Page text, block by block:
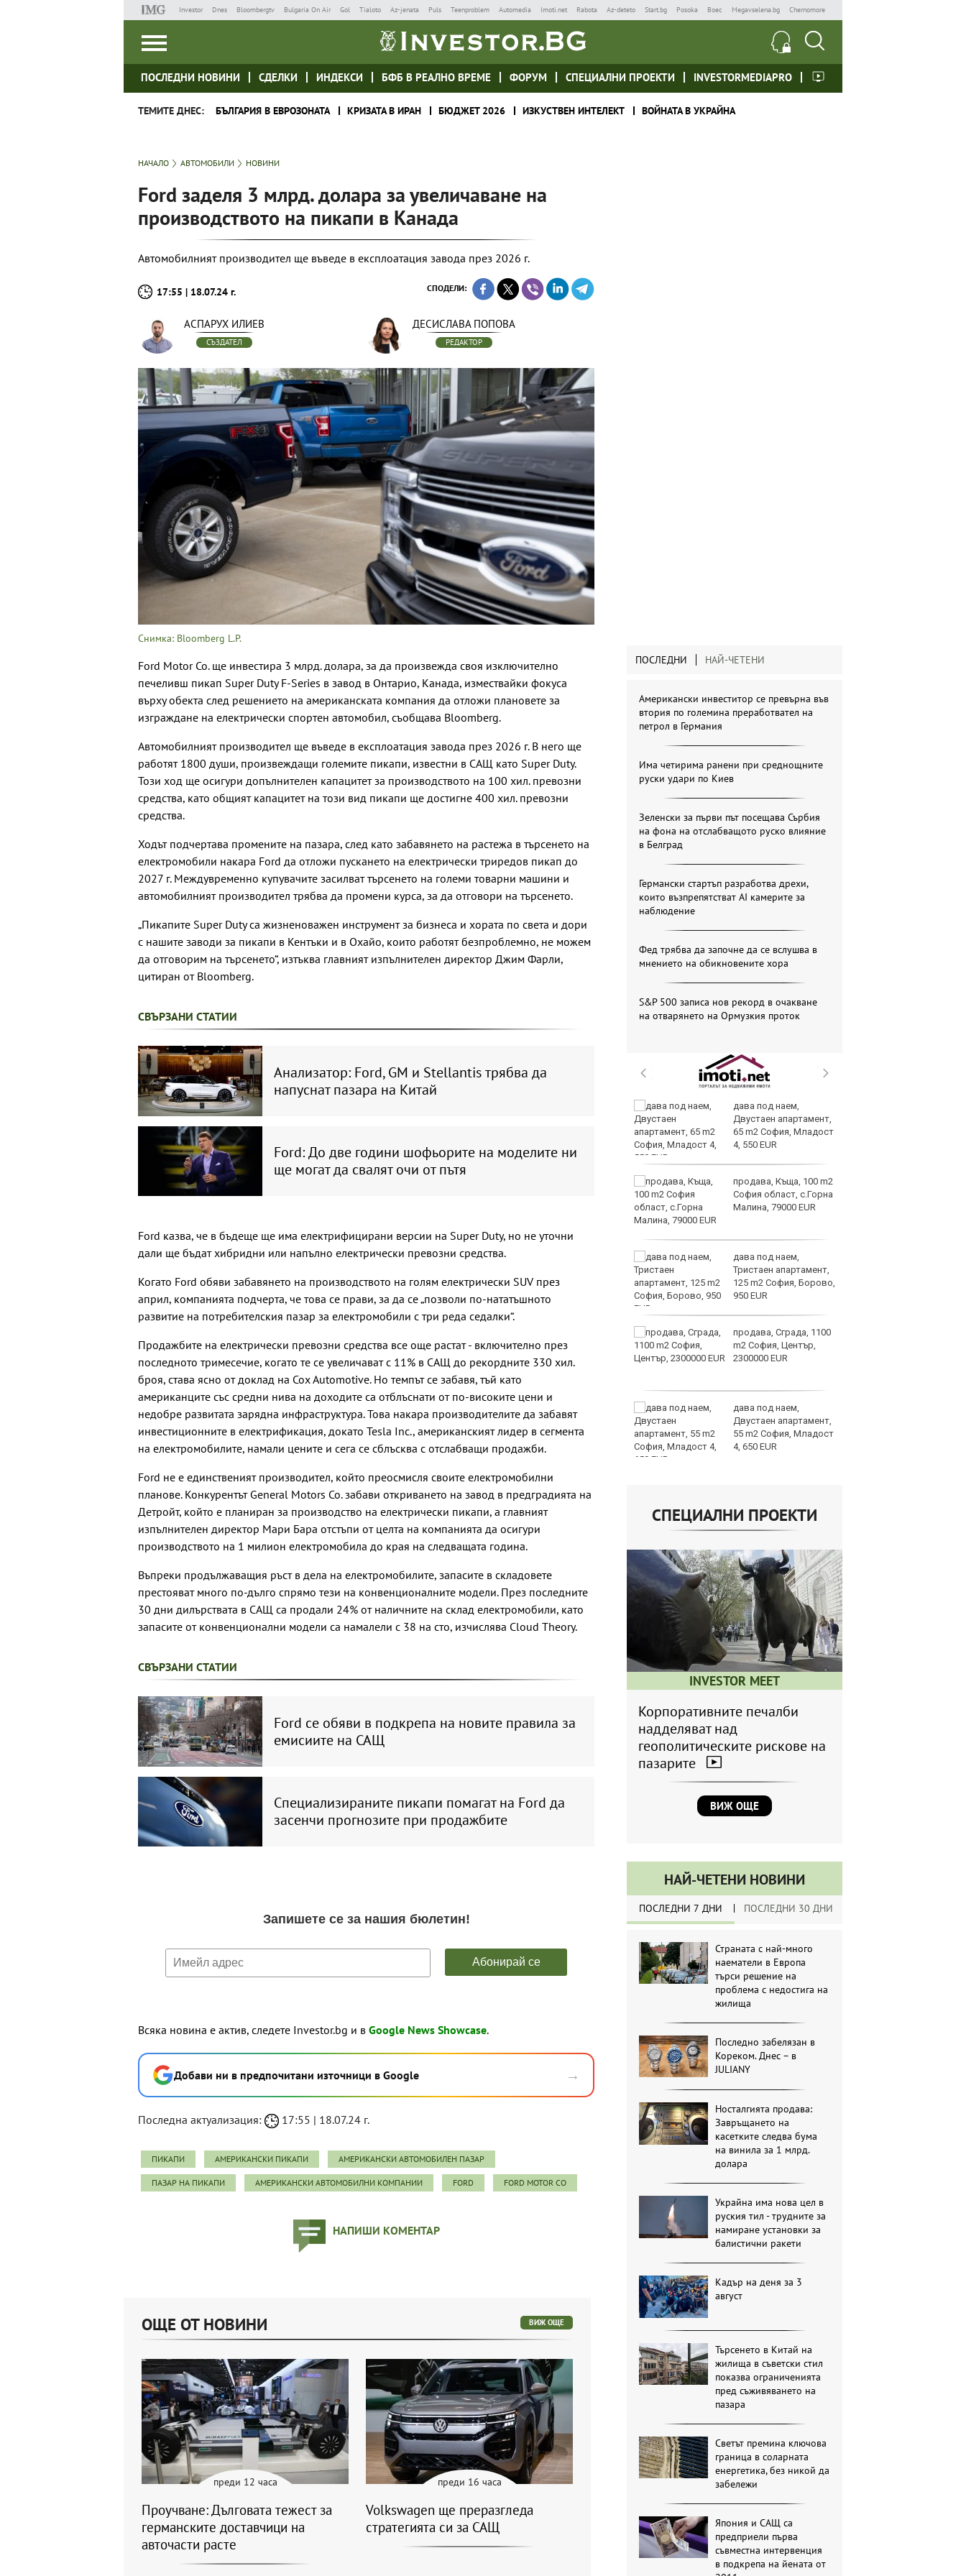
Investor Dnes Bloombergtv Bulgaria On Air Gol Tialoto Az-jenata Puls Teenproblem Automedia Imoti.net Rabota Az-deteto Start.bg Posoka Boec Megavselena.bg Chernomore
ПОСЛЕДНИ НОВИНИ СДЕЛКИ ИНДЕКСИ БФБ В РЕАЛНО ВРЕМЕ ФОРУМ СПЕЦИАЛНИ ПРОЕКТИ INVESTORMEDIAPRO
ТЕМИТЕ ДНЕС: БЪЛГАРИЯ В ЕВРОЗОНАТА КРИЗАТА В ИРАН БЮДЖЕТ 2026 ИЗКУСТВЕН ИНТЕЛЕКТ ВОЙНАТА В УКРАЙНА
НАЧАЛО АВТОМОБИЛИ НОВИНИ
Ford заделя 3 млрд. долара за увеличаване на
производството на пикапи в Канада
Автомобилният производител ще въведе в експлоатация завода през 2026 г.
17:55 | 18.07.24 г. СПОДЕЛИ:
АСПАРУХ ИЛИЕВ
СЪЗДАТЕЛ
ДЕСИСЛАВА ПОПОВА
РЕДАКТОР
Снимка: Bloomberg L.P.
Ford Motor Co. ще инвестира 3 млрд. долара, за да произвежда своя изключително
печеливш пикап Super Duty F-Series в завод в Онтарио, Канада, измествайки фокуса
върху обекта след решението на американската компания да отложи плановете за
изграждане на електрически спортен автомобил, съобщава Bloomberg.
Автомобилният производител ще въведе в експлоатация завода през 2026 г. В него ще
работят 1800 души, произвеждащи големите пикапи, известни в САЩ като Super Duty.
Този ход ще осигури допълнителен капацитет за производството на 100 хил. превозни
средства, като общият капацитет на този вид пикапи ще достигне 400 хил. превозни
средства.
Ходът подчертава промените на пазара, след като забавянето на растежа в търсенето на
електромобили накара Ford да отложи пускането на електрически триредов пикап до
2027 г. Междувременно купувачите засилват търсенето на големи товарни машини и
автомобилният производител трябва да промени курса, за да отговори на търсенето.
„Пикапите Super Duty са жизненоважен инструмент за бизнеса и хората по света и дори
с нашите заводи за пикапи в Кентъки и в Охайо, които работят безпроблемно, не можем
да отговорим на търсенето“, изтъква главният изпълнителен директор Джим Фарли,
цитиран от Bloomberg.
СВЪРЗАНИ СТАТИИ
Анализатор: Ford, GM и Stellantis трябва да
напуснат пазара на Китай
Ford: До две години шофьорите на моделите ни
ще могат да свалят очи от пътя
Ford казва, че в бъдеще ще има електрифицирани версии на Super Duty, но не уточни
дали ще бъдат хибридни или напълно електрически превозни средства.
Когато Ford обяви забавянето на производството на голям електрически SUV през
април, компанията подчерта, че това се прави, за да се „позволи по-нататъшното
развитие на потребителския пазар за електромобили с три реда седалки“.
Продажбите на електрически превозни средства все още растат - включително през
последното тримесечие, когато те се увеличават с 11% в САЩ до рекордните 330 хил.
броя, става ясно от доклад на Cox Automotive. Но темпът се забавя, тъй като
американците със средни нива на доходите са отблъснати от по-високите цени и
недобре развитата зарядна инфраструктура. Това накара производителите да забавят
инвестиционните в електрификация, докато Tesla Inc., американският лидер в сегмента
на електромобилите, намали цените и сега се сблъсква с отслабващи продажби.
Ford не е единственият производител, който преосмисля своите електромобилни
планове. Конкурентът General Motors Co. забави откриването на завод в предградията на
Детройт, който е планиран за производство на електрически пикапи, а главният
изпълнителен директор Мари Бара отстъпи от целта на компанията да осигури
производството на 1 милион електромобила до края на следващата година.
Въпреки продължаващия ръст в дела на електромобилите, запасите в складовете
престояват много по-дълго спрямо тези на конвенционалните модели. През последните
30 дни дилърствата в САЩ са продали 24% от наличните на склад електромобили, като
запасите от конвенционални модели са намалели с 38 на сто, изчислява Cloud Theory.
СВЪРЗАНИ СТАТИИ
Ford се обяви в подкрепа на новите правила за
емисиите на САЩ
Специализираните пикапи помагат на Ford да
засенчи прогнозите при продажбите
Всяка новина е актив, следете Investor.bg и в Google News Showcase.
Добави ни в предпочитани източници в Google →
Последна актуализация: 17:55 | 18.07.24 г.
ПИКАПИ АМЕРИКАНСКИ ПИКАПИ АМЕРИКАНСКИ АВТОМОБИЛЕН ПАЗАР
ПАЗАР НА ПИКАПИ АМЕРИКАНСКИ АВТОМОБИЛНИ КОМПАНИИ FORD FORD MOTOR CO
НАПИШИ КОМЕНТАР
ПОСЛЕДНИ НАЙ-ЧЕТЕНИ
Американски инвеститор се превърна във
втория по големина преработвател на
петрол в Германия
Има четирима ранени при среднощните
руски удари по Киев
Зеленски за първи път посещава Сърбия
на фона на отслабващото руско влияние
в Белград
Германски стартъп разработва дрехи,
които възпрепятстват AI камерите за
наблюдение
Фед трябва да започне да се вслушва в
мнението на обикновените хора
S&P 500 записа нов рекорд в очакване
на отварянето на Ормузкия проток
плуване в Париж
към туристите в
планината
опасни жеги в 21
области днес
Огнеборците са
реагирали на 150
сигнала през
последното
дава под наем,
Двустаен апартамент,
65 m2 София, Младост
4, 550 EUR
продава, Къща, 100 m2
София област, с.Горна
Малина, 79000 EUR
дава под наем,
Тристаен апартамент,
125 m2 София, Борово,
950 EUR
продава, Сграда, 1100
m2 София, Център,
2300000 EUR
дава под наем,
Двустаен апартамент,
55 m2 София, Младост
4, 650 EUR
СПЕЦИАЛНИ ПРОЕКТИ
INVESTOR MEET
Корпоративните печалби
надделяват над
геополитическите рискове на
пазарите
ВИЖ ОЩЕ
НАЙ-ЧЕТЕНИ НОВИНИ
ПОСЛЕДНИ 7 ДНИ ПОСЛЕДНИ 30 ДНИ
Страната с най-много
наематели в Европа
търси решение на
проблема с недостига на
жилища
Последно забелязан в
Кореком. Днес – в
JULIANY
Носталгията продава:
Завръщането на
касетките следва бума
на винила за 1 млрд.
долара
Украйна има нова цел в
руския тил - трудните за
намиране установки за
балистични ракети
Кадър на деня за 3
август
Търсенето в Китай на
жилища в съветски стил
показва ограниченията
пред съживяването на
пазара
Светът премина ключова
граница в соларната
енергетика, без никой да
забележи
Япония и САЩ са
предприели първа
съвместна интервенция
в подкрепа на йената от
ОЩЕ ОТ НОВИНИ ВИЖ ОЩЕ
преди 12 часа
Проучване: Дълговата тежест за
германските доставчици на
авточасти расте
преди 16 часа
Volkswagen ще преразгледа
стратегията си за САЩ